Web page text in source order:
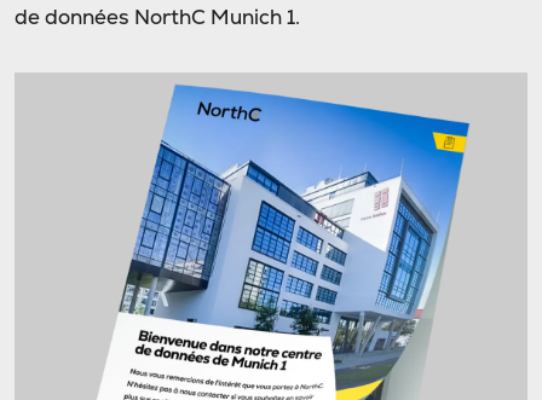
de données NorthC Munich 1.